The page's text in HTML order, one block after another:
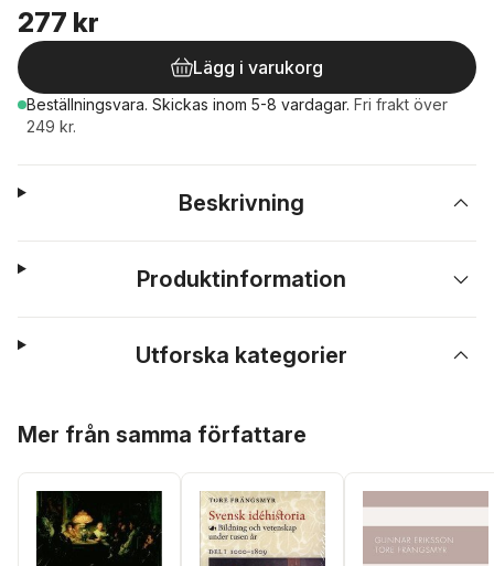
277 kr
Lägg i varukorg
Beställningsvara. Skickas inom 5-8 vardagar. Fri frakt över
249 kr.
Beskrivning
Produktinformation
Utforska kategorier
Mer från samma författare